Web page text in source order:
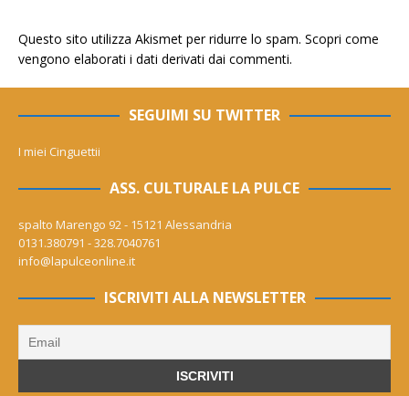
Questo sito utilizza Akismet per ridurre lo spam. Scopri come
vengono elaborati i dati derivati dai commenti.
SEGUIMI SU TWITTER
I miei Cinguettii
ASS. CULTURALE LA PULCE
spalto Marengo 92 - 15121 Alessandria
0131.380791 - 328.7040761
info@lapulceonline.it
ISCRIVITI ALLA NEWSLETTER